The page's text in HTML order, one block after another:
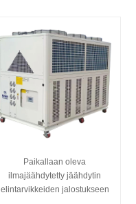
Paikallaan oleva
ilmajäähdytetty jäähdytin
elintarvikkeiden jalostukseen